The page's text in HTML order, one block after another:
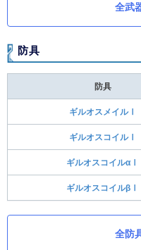
全武
防具
防具
ギルオスメイルⅠ
ギルオスコイルⅠ
ギルオスコイルαⅠ
ギルオスコイルβⅠ
全防